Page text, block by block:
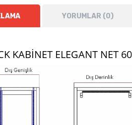
YORUMLAR (0)
KABINET ELEGANT NET